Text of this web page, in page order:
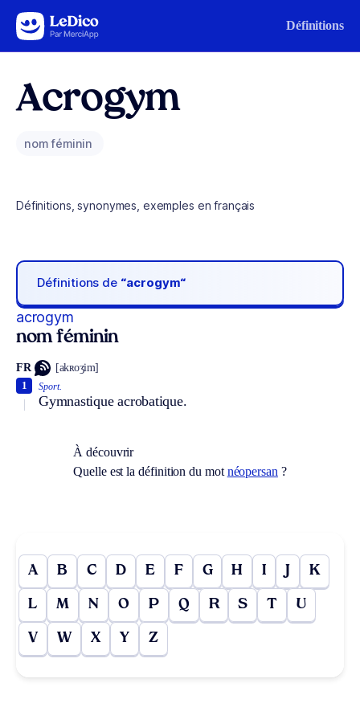
Aller au contenu Définitions
Acrogym
nom féminin
Définitions, synonymes, exemples en français
Définitions de “acrogym“
acrogym
nom féminin
FR [akʀoʒim]
Sport.
Gymnastique acrobatique.
1
À découvrir
Quelle est la définition du mot néopersan ?
A B C D E F G H I J K
L M N O P Q R S T U
V W X Y Z